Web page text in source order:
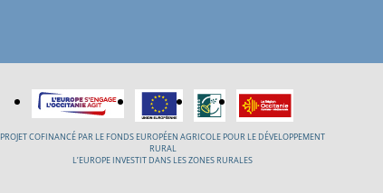
PROJET COFINANCÉ PAR LE FONDS EUROPÉEN AGRICOLE POUR LE DÉVELOPPEMENT
RURAL
L’EUROPE INVESTIT DANS LES ZONES RURALES